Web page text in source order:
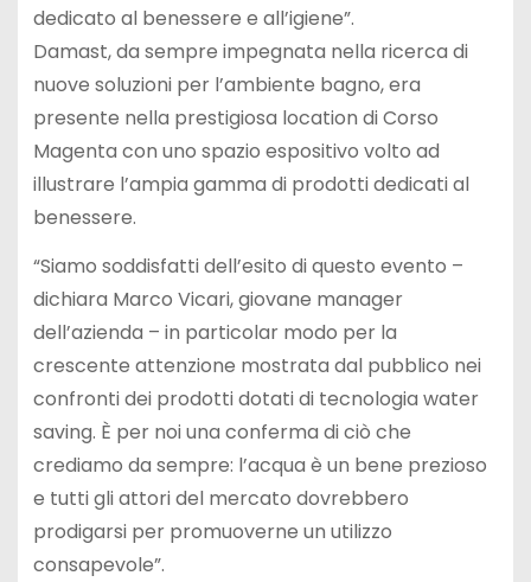
dedicato al benessere e all’igiene”.
Damast, da sempre impegnata nella ricerca di
nuove soluzioni per l’ambiente bagno, era
presente nella prestigiosa location di Corso
Magenta con uno spazio espositivo volto ad
illustrare l’ampia gamma di prodotti dedicati al
benessere.
“Siamo soddisfatti dell’esito di questo evento –
dichiara Marco Vicari, giovane manager
dell’azienda – in particolar modo per la
crescente attenzione mostrata dal pubblico nei
confronti dei prodotti dotati di tecnologia water
saving. È per noi una conferma di ciò che
crediamo da sempre: l’acqua è un bene prezioso
e tutti gli attori del mercato dovrebbero
prodigarsi per promuoverne un utilizzo
consapevole”.